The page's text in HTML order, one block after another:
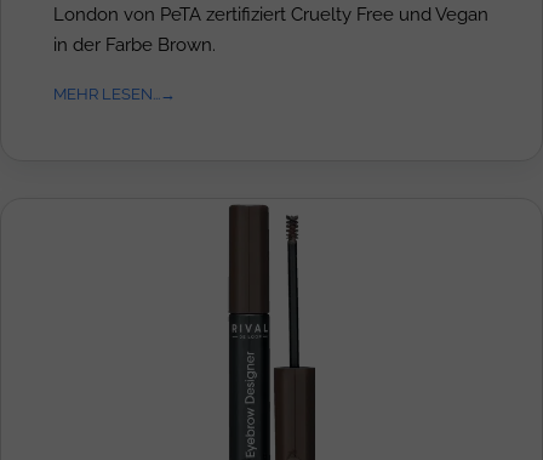
London von PeTA zertifiziert Cruelty Free und Vegan
in der Farbe Brown.
MEHR LESEN...